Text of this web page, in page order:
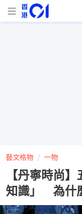
藝文格物 一物
【丹寧時尚
知識」 為什